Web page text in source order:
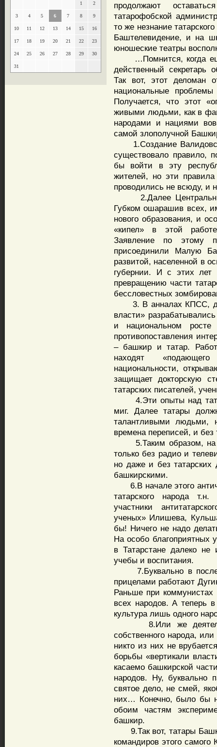
1 2
3 4 5 6 7 8 9
10 11 12 13 14 15 16
17 18 19 20 21 22 23
24 25 26 27 28 29 30
31
продолжают
татарофобской
то же незнание
Баштелевидение, и на
юношеские театры
…Помнится, когда
действенный секретарь
Так вот, этот деломан
национальные
Получается, что этот
живыми людьми, как в
народами и нациями
самой злополучной
1.Создание
существовало правило,
бы войти в эту
жителей, но эти
проводились не всюду, и
2.Далее
Губком ошарашив всех,
нового образования, и
«кипел» в этой
Заявление по этому
присоединили Малую
развитой, населенной в
губернии. И с этих лет
превращению части
бессловестных
3. В анналах КПСС,
власти»
и национальном
противопоставления
– башкир и татар.
находят
национальности,
защищает докторскую
татарских писателей,
4.Эти опыты над
миг. Далее татары
талантливыми
времена переписей, и
5.Таким образом, на
только без радио и
но даже и без татарских
башкирскими.
6.В начале этого
татарского народа т.н.
участники
ученых» Илишева,
бы! Ничего не надо
На особо благоприятных
в Татарстане далеко
учебы и воспитания.
7.Буквально в
прицелами работают
Раньше при коммунистах
всех народов. А теперь
культура лишь одного
8.Или же деятели
собственного народа,
никто из них не
борьбы «вертикали
касаемо башкирской
народов. Ну, буквально
святое дело, не смей,
них… Конечно, было бы
обоим частям
башкир.
9.Так вот, татары
командиров этого